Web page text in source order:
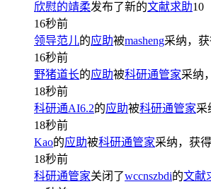
欣慰的靖柔发布了新的文献求助10
16秒前
领导范儿的应助被masheng采纳，
16秒前
野猪道长的应助被科研通管家采纳
18秒前
科研通AI6.2的应助被科研通管家采
18秒前
Kao的应助被科研通管家采纳，获得
18秒前
科研通管家关闭了wccnszbdi的文献